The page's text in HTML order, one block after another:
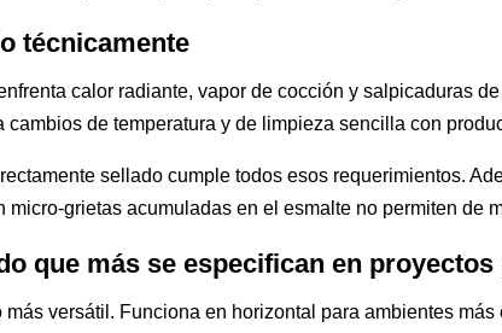
técnicamente
calor radiante, vapor de cocción y salpicaduras
cambios de temperatura y de limpieza sencilla con
sellado cumple todos esos requerimientos.
grietas acumuladas en el esmalte no permiten de
que más se especifican en
más versátil. Funciona en horizontal para ambientes